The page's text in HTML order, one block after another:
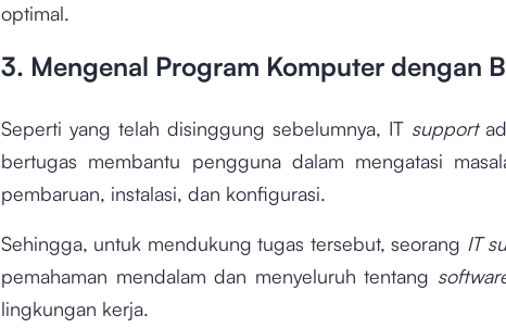
optimal.
3. Mengenal Program Komputer dengan
Seperti yang telah disinggung sebelumnya, IT support
bertugas membantu pengguna dalam mengatasi
pembaruan, instalasi, dan konfigurasi.
Sehingga, untuk mendukung tugas tersebut, seorang IT
pemahaman mendalam dan menyeluruh tentang
lingkungan kerja.